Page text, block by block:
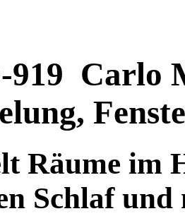
919 Carlo
Räume im
Schlaf